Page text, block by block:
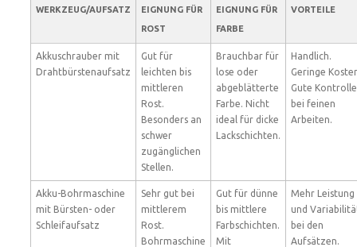
WERKZEUG/AUFSATZ
EIGNUNG FÜR
ROST
EIGNUNG FÜR
FARBE
VORTEILE
Akkuschrauber mit
Drahtbürstenaufsatz
Gut für
leichten bis
mittleren
Rost.
Besonders an
schwer
zugänglichen
Stellen.
Brauchbar für
lose oder
abgeblätterte
Farbe. Nicht
ideal für dicke
Lackschichten.
Handlich.
Geringe
Gute Kontrolle
bei feinen
Arbeiten.
Akku-Bohrmaschine
mit Bürsten- oder
Schleifaufsatz
Sehr gut bei
mittlerem
Rost.
Bohrmaschine
Gut für dünne
bis mittlere
Farbschichten.
Mit
Mehr Leistung
und
bei den
Aufsätzen.